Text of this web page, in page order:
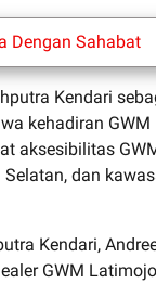
Dengan Sahabat
Kendari
kehadiran
aksesibilitas
dan
Kendari,
GWM